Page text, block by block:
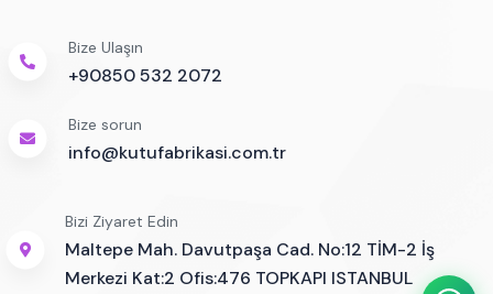
Bize Ulaşın
+90850 532 2072
Bize sorun
info@kutufabrikasi.com.tr
Bizi Ziyaret Edin
Maltepe Mah. Davutpaşa Cad. No:12 TİM-2 İş
Merkezi Kat:2 Ofis:476 TOPKAPI ISTANBUL